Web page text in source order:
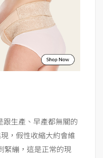
跟生產、早產都無關的
，假性收縮大約會維
緊繃，這是正常的現